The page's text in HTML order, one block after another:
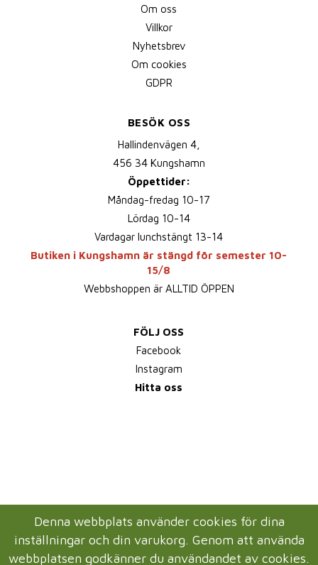
Om oss
Villkor
Nyhetsbrev
Om cookies
GDPR
BESÖK OSS
Hallindenvägen 4,
456 34 Kungshamn
Öppettider:
Måndag-fredag 10-17
Lördag 10-14
Vardagar lunchstängt 13-14
Butiken i Kungshamn är stängd för semester 10-
15/8
Webbshoppen är ALLTID ÖPPEN
FÖLJ OSS
Facebook
Instagram
Hitta oss
Denna webbplats använder cookies för dina
inställningar och din varukorg. Genom att använda
webbplatsen godkänner du användandet av cookies.